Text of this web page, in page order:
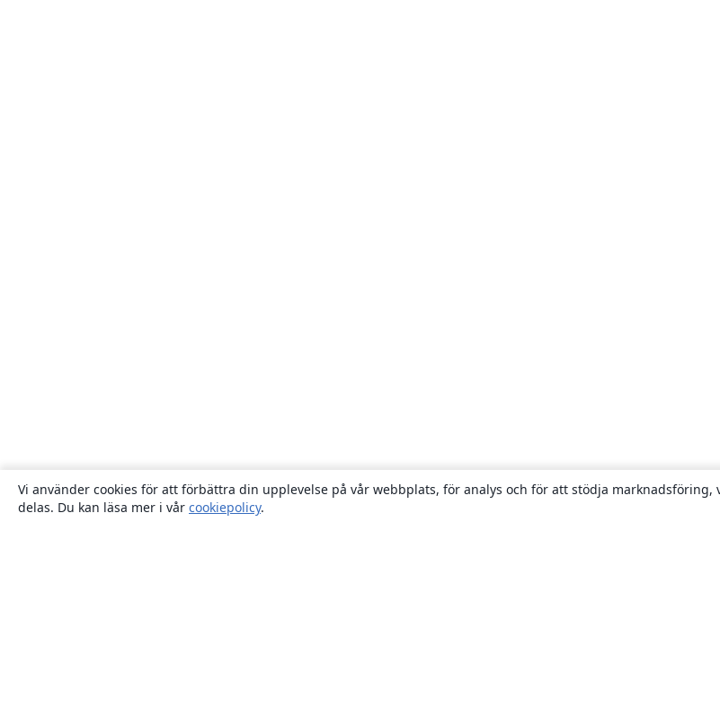
Vi använder cookies för att förbättra din upplevelse på vår webbplats, för analys och för att stödja marknadsföring,
delas. Du kan läsa mer i vår cookiepolicy.